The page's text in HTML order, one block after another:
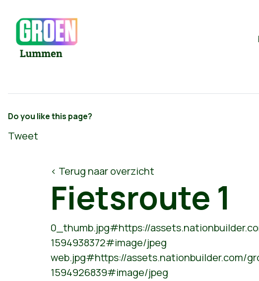
Do you like this page?
Tweet
< Terug naar overzicht
Fietsroute 1
0_thumb.jpg#https://
1594938372#image/jpeg
web.jpg#https://assets.nationbuilder.com/
1594926839#image/jpeg